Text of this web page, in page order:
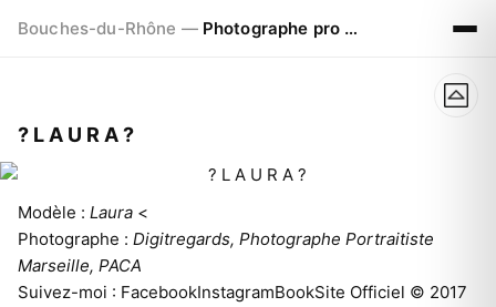
Bouches-du-Rhône — Photographe pro à Marseille - Aix - Avignon
? L A U R A ?
Modèle : Laura <
Photographe : Digitregards, Photographe Portraitiste
Marseille, PACA
Suivez-moi : FacebookInstagramBookSite Officiel © 2017